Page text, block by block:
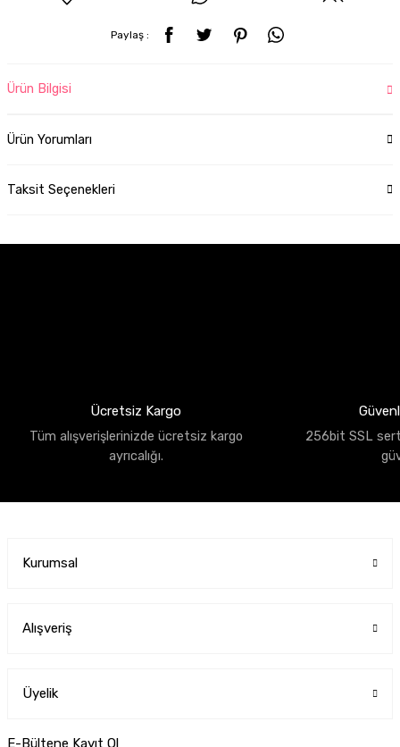
Paylaş :
Ürün Bilgisi
Ürün Yorumları
Taksit Seçenekleri
Ücretsiz Kargo
Tüm alışverişlerinizde ücretsiz kargo
ayrıcalığı.
256bit SSL
Kurumsal
Alışveriş
Üyelik
E-Bültene Kayıt Ol